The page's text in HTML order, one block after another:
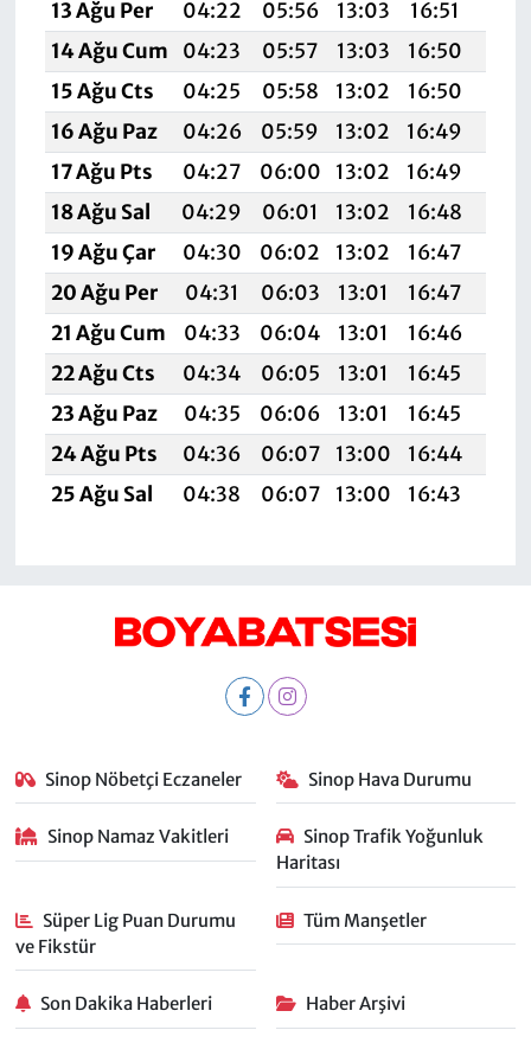
13 Ağu Per 04:22 05:56 13:03 16:51
14 Ağu Cum
04:23 05:57 13:03 16:50
15 Ağu Cts
04:25 05:58 13:02 16:50
16 Ağu Paz
04:26 05:59 13:02 16:49
17 Ağu Pts
04:27 06:00 13:02 16:49
18 Ağu Sal
04:29 06:01 13:02 16:48
19 Ağu Çar
04:30 06:02 13:02 16:47
20 Ağu Per
04:31 06:03 13:01 16:47
21 Ağu Cum
04:33 06:04 13:01 16:46
22 Ağu Cts
04:34 06:05 13:01 16:45
23 Ağu Paz
04:35 06:06 13:01 16:45
24 Ağu Pts
04:36 06:07 13:00 16:44
25 Ağu Sal
04:38 06:07 13:00 16:43
Sinop Nöbetçi Eczaneler Sinop Hava Durumu
Sinop Namaz Vakitleri
Sinop Trafik Yoğunluk
Haritası
Süper Lig Puan Durumu
ve Fikstür
Tüm Manşetler
Son Dakika Haberleri Haber Arşivi